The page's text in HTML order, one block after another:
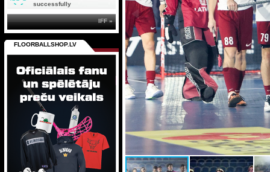
successfully
IFF »
FLOORBALLSHOP.LV